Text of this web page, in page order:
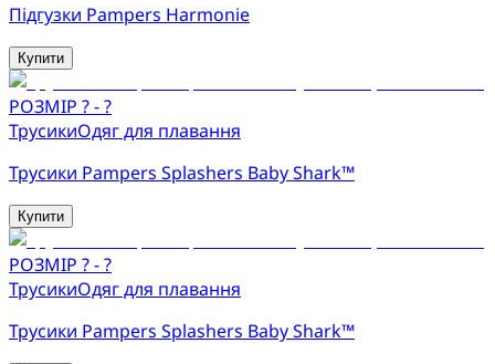
Підгузки Pampers Harmonie
Купити
РОЗМІР ? - ?
ТрусикиОдяг для плавання
Трусики Pampers Splashers Baby Shark™
Купити
РОЗМІР ? - ?
ТрусикиОдяг для плавання
Трусики Pampers Splashers Baby Shark™